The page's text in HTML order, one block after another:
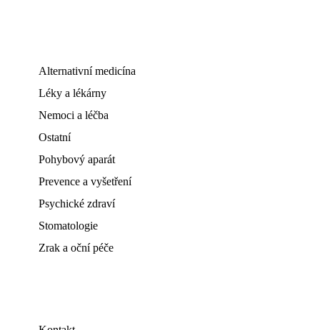
Alternativní medicína
Léky a lékárny
Nemoci a léčba
Ostatní
Pohybový aparát
Prevence a vyšetření
Psychické zdraví
Stomatologie
Zrak a oční péče